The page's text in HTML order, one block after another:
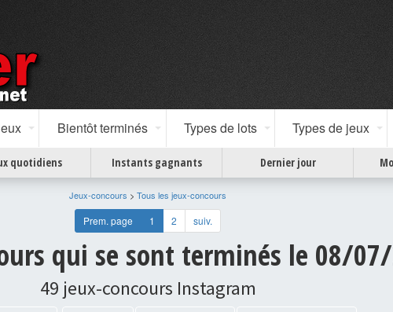
Bientôt terminés Types de lots Types de jeux
quotidiens Instants gagnants Dernier jour
Jeux-concours > Tous les jeux-concours
Prem. page 1 2 suiv.
qui se sont terminés le 08/
49 jeux-concours Instagram